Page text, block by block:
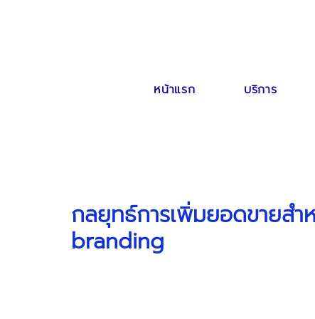
หน้าแรก บริการ
กลยุทธ์การเพิ่มยอดขายส
branding